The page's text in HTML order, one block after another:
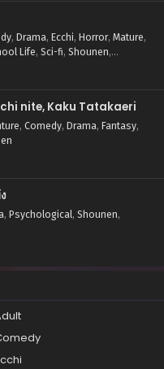
, Drama, Ecchi, Horror, Mature,
Life, Sci-fi, Shounen,
nite, Kaku Tatakaeri
, Comedy, Drama, Fantasy,
, Psychological, Shounen,